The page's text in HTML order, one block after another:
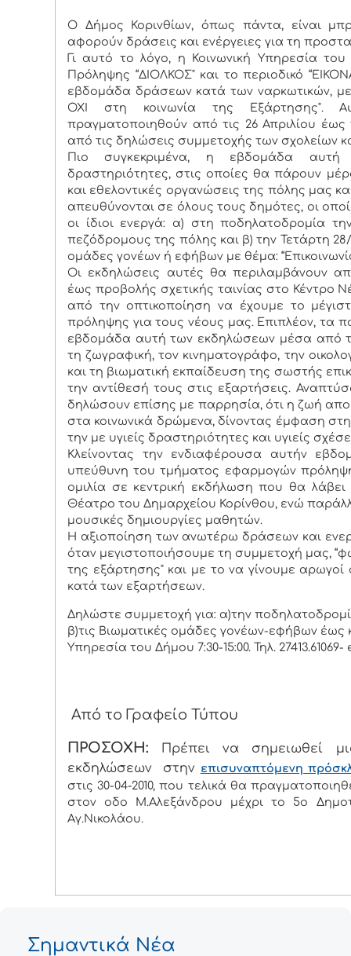
Ο Δήμος Κορινθίων, όπως πάντα, είναι
αφορούν δράσεις και ενέργειες για τη
Γι αυτό το λόγο, η Κοινωνική Υπηρεσία
Πρόληψης “ΔΙΟΛΚΟΣ" και το περιοδικό
εβδομάδα δράσεων κατά των ναρκωτικών,
ΟΧΙ στη κοινωνία της Εξάρτησης".
πραγματοποιηθούν από τις 26 Απριλίου
από τις δηλώσεις συμμετοχής των σχολείων
Πιο συγκεκριμένα, η εβδομάδα αυτή
δραστηριότητες, στις οποίες θα πάρουν
και εθελοντικές οργανώσεις της πόλης μας
απευθύνονται σε όλους τους δημότες, οι
οι ίδιοι ενεργά: α) στη ποδηλατοδρομία
πεζόδρομους της πόλης και β) την Τετάρτη 28/
ομάδες γονέων ή εφήβων με θέμα:
Οι εκδηλώσεις αυτές θα περιλαμβάνουν
έως προβολής σχετικής ταινίας στο Κέντρο
από την οπτικοποίηση να έχουμε το
πρόληψης για τους νέους μας. Επιπλέον, τα
εβδομάδα αυτή των εκδηλώσεων μέσα από
τη ζωγραφική, τον κινηματογράφο, την
και τη βιωματική εκπαίδευση της σωστής
την αντίθεσή τους στις εξαρτήσεις.
δηλώσουν επίσης με παρρησία, ότι η ζωή
στα κοινωνικά δρώμενα, δίνοντας έμφαση
την με υγιείς δραστηριότητες και υγιείς
Κλείνοντας την ενδιαφέρουσα αυτήν
υπεύθυνη του τμήματος εφαρμογών
ομιλία σε κεντρική εκδήλωση που θα
Θέατρο του Δημαρχείου Κορίνθου, ενώ
μουσικές δημιουργίες μαθητών.
Η αξιοποίηση των ανωτέρω δράσεων και
όταν μεγιστοποιήσουμε τη συμμετοχή μας,
της εξάρτησης" και με το να γίνουμε
κατά των εξαρτήσεων.
Δηλώστε συμμετοχή για: α)την
β)τις Βιωματικές ομάδες γονέων-εφήβων έως
Υπηρεσία του Δήμου 7:30-15:00. Τηλ.
Από το Γραφείο Τύπου
ΠΡΟΣΟΧΗ:
Πρέπει να σημειωθεί
εκδηλώσεων στην επισυναπτόμενη
στις 30-04-2010, που τελικά θα
στον οδο Μ.Αλεξάνδρου μέχρι το 5ο
Αγ.Νικολάου.
Σημαντικά Νέα